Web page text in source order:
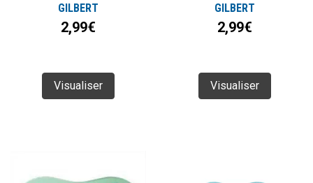
GILBERT
2,99€
Visualiser
GILBERT
2,99€
Visualiser